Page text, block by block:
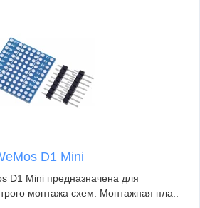
D1 Mini
D1 Mini предназначена для
монтажа схем. Монтажная пла..